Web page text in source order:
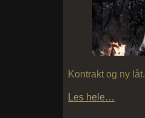
Kontrakt og ny låt.
Les hele…